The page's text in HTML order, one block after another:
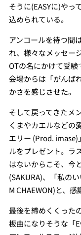
そうに(EASYに)やっ
込められている。
アンコールを待つ間
れ、様々なメッセー
OTの名にかけて受
会場からは「がんば
かさを感じさせた。
そして戻ってきたメ
くまやカエルなどの
エリー (Prod.
ルをプレゼント。ラ
はないからこそ、今
(SAKURA)、「私の
M CHAEWON)と、感
最後を締めくくった
板曲になりそうな「